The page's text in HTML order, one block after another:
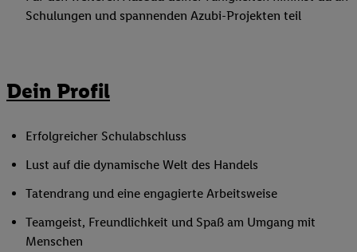
Schulungen und spannenden Azubi-Projekten teil
Dein Profil
Erfolgreicher Schulabschluss
Lust auf die dynamische Welt des Handels
Tatendrang und eine engagierte Arbeitsweise
Teamgeist, Freundlichkeit und Spaß am Umgang mit
Menschen